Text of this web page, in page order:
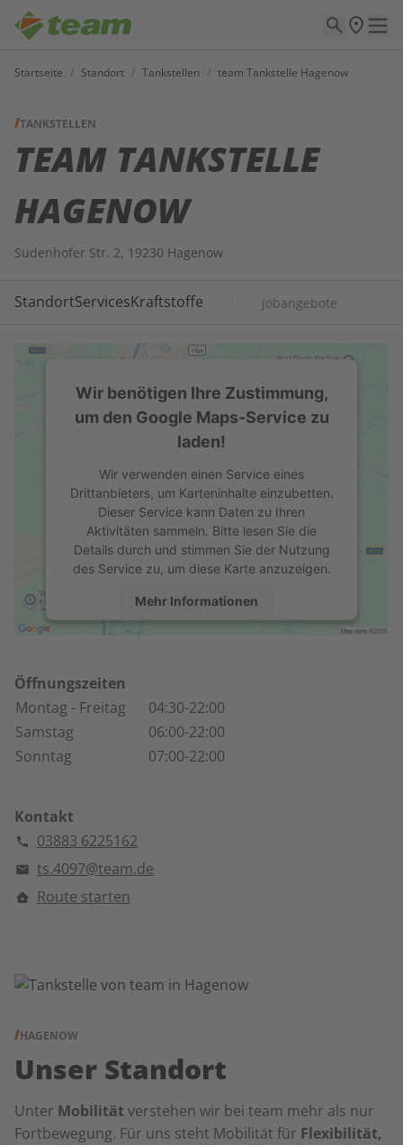
Startseite / Standort / Tankstellen / team Tankstelle Hagenow
TANKSTELLEN
TEAM TANKSTELLE
HAGENOW
Sudenhofer Str. 2, 19230 Hagenow
StandortServicesKraftstoffe Jobangebote
Wir benötigen Ihre Zustimmung,
um den Google Maps-Service zu
laden!
Wir verwenden einen Service eines
Drittanbieters, um Karteninhalte einzubetten.
Dieser Service kann Daten zu Ihren
Aktivitäten sammeln. Bitte lesen Sie die
Details durch und stimmen Sie der Nutzung
des Service zu, um diese Karte anzuzeigen.
Mehr Informationen
powered by
Management Platform
Öffnungszeiten
Montag - Freitag
04:30-22:00
Samstag
06:00-22:00
Sonntag
07:00-22:00
Kontakt
03883 6225162
ts.4097@team.de
Route starten
HAGENOW
Unser Standort
Unter Mobilitätverstehen wir bei team mehr als nur
Fortbewegung. Für uns steht Mobilität für Flexibilität,